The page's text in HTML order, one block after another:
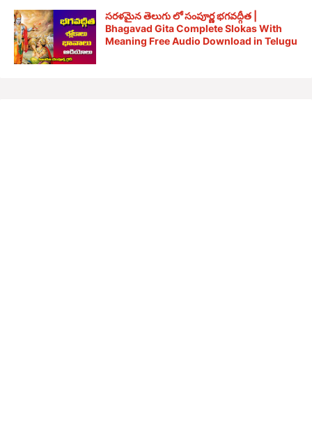
సరళమైన తెలుగు లో సంపూర్ణ భగవద్గీత |
Bhagavad Gita Complete Slokas With
Meaning Free Audio Download in Telugu